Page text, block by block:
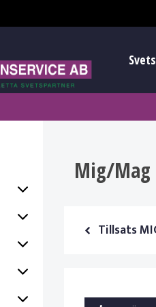
Mig/Mag
Tillsats